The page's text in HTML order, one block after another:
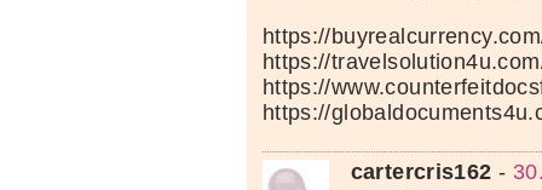
https://
https://
https://
https://
cartercris162 -